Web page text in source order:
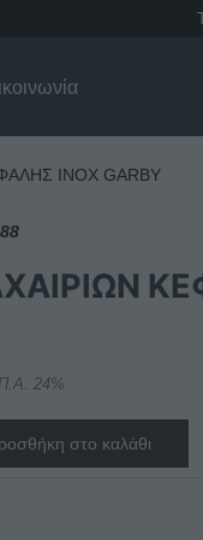
ΙΝΟΧ GARBY
24%
στο καλάθι